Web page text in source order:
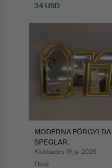
34 USD
MODERNA FÖRGYLDA
SPEGLAR.
Klubbades 19 jul 2026
1 bud